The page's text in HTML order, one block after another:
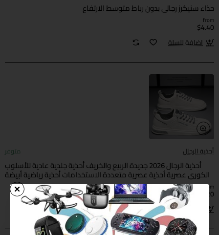
حذاء سنيكرز رجالي بدون رباط متوسط الارتفاع
from
$4.40
اضافة للسلة
أحذية الرجال متوفر
أحذية الرجال 2026 جديدة الربيع والخريف أحذية جلدية عادية للأسلوب
الكوري عصرية أحذية عصرية متعددة الاستخدامات أحذية رياضية أبيضة
للرجال from
$3.20
اضافة للسلة